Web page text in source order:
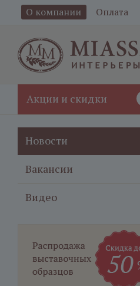
О компании Оплата
Акции и скидки
Новости
Вакансии
Видео